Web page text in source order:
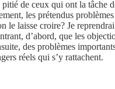
de ceux qui ont la tâche
les prétendus
le laisse croire? Je
d’abord, que les
des problèmes
réels qui s’y rattachent.